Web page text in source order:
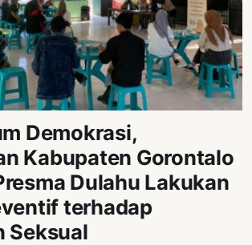
Demokrasi,
Kabupaten Gorontalo
Dulahu Lakukan
terhadap
Seksual